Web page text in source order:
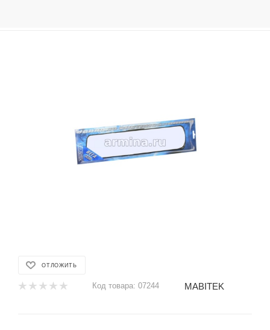
ОТЛОЖИТЬ
Код товара: 07244 MABITEK